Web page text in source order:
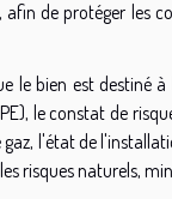
de protéger les
le bien est destiné à
le constat de
l'état de
risques naturels,